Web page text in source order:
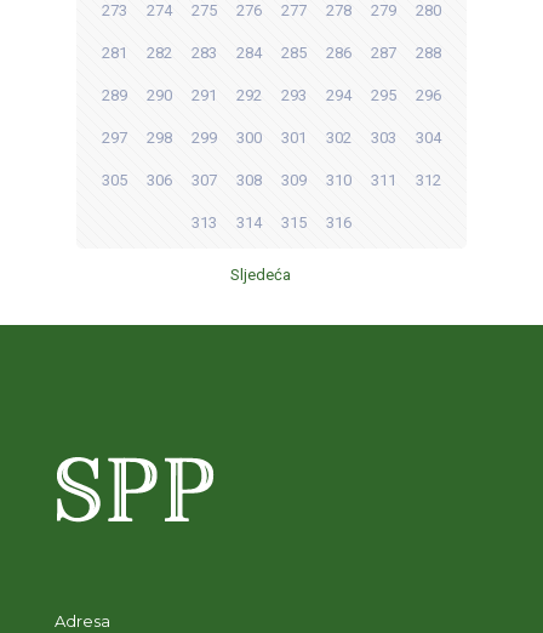
273 274 275 276 277 278 279 280
281 282 283 284 285 286 287 288
289 290 291 292 293 294 295 296
297 298 299 300 301 302 303 304
305 306 307 308 309 310 311 312
313 314 315 316
Sljedeća
Adresa